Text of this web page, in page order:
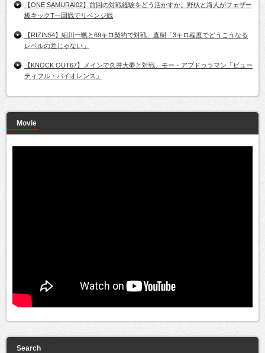
【ONE SAMURAI02】前回の対戦経験をどう活かすか。野杁と海人がフェザー
級キックT一回戦でリベンジ戦
【RIZIN54】細川一颯と69キロ契約で対戦、直樹「3キロ程度でどうこうなる
レベルの差じゃない」
【KNOCK OUT67】メインで久井大夢と対戦、モー・アブドゥラマン「ビュー
ティフル・バイオレンス」
Movie
Search